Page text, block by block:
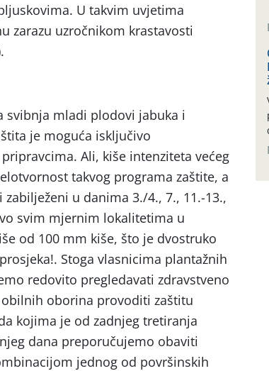
U takvim uvjetima
zarazu uzročnikom krastavosti
svibnja mladi plodovi jabuka i
je moguća isključivo
Ali, kiše intenziteta većeg
takvog programa zaštite, a
u danima 3./4., 7., 11.-13.,
svim mjernim lokalitetima u
od 100 mm kiše, što je dvostruko
Stoga vlasnicima plantažnih
redovito pregledavati zdravstveno
oborina provoditi zaštitu
kojima je od zadnjeg tretiranja
dana preporučujemo obaviti
jednog od površinskih